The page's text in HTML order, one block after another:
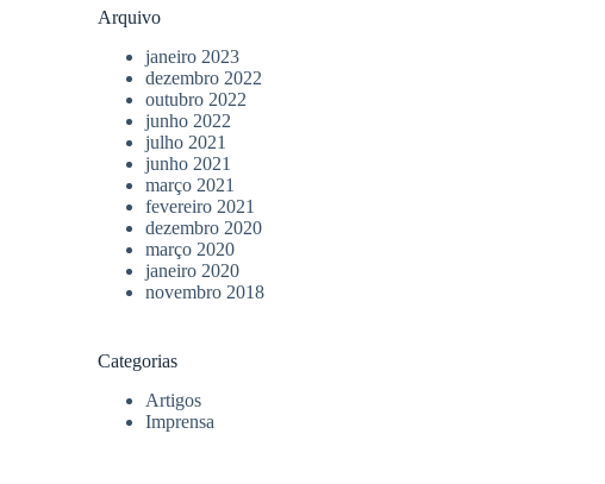
Arquivo
janeiro 2023
dezembro 2022
outubro 2022
junho 2022
julho 2021
junho 2021
março 2021
fevereiro 2021
dezembro 2020
março 2020
janeiro 2020
novembro 2018
Categorias
Artigos
Imprensa